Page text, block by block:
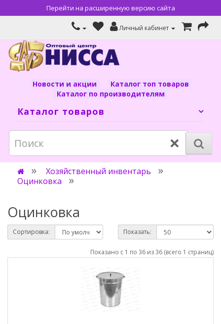
Перейти на расширенную версию сайта
Личный кабинет
Новости и акции
Каталог топ товаров
Каталог по производителям
Каталог товаров
×
Хозяйственный инвентарь
Оцинковка
Оцинковка
Сортировка: Показать:
Показано с 1 по 36 из 36 (всего 1 страниц)